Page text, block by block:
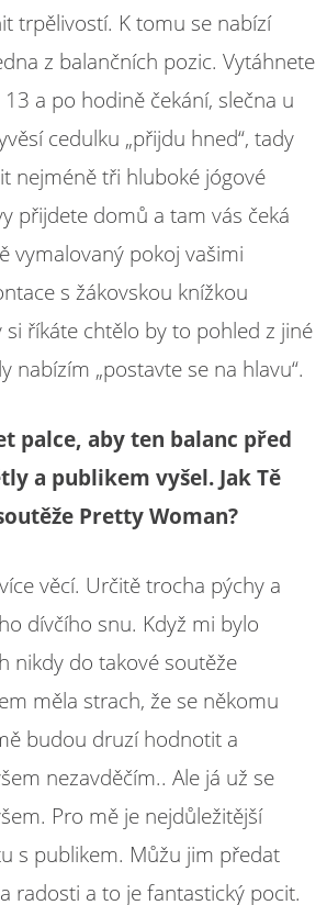
trpělivostí. K tomu se nabízí
z balančních pozic. Vytáhnete
a po hodině čekání, slečna u
cedulku „přijdu hned“, tady
nejméně tři hluboké jógové
přijdete domů a tam vás čeká
vymalovaný pokoj vašimi
s žákovskou knížkou
si říkáte chtělo by to pohled z jiné
nabízím „postavte se na hlavu“.
palce, aby ten balanc před
a publikem vyšel. Jak Tě
Pretty Woman?
věcí. Určitě trocha pýchy a
dívčího snu. Když mi bylo
nikdy do takové soutěže
měla strach, že se někomu
budou druzí hodnotit a
nezavděčím.. Ale já už se
Pro mě je nejdůležitější
s publikem. Můžu jim předat
radosti a to je fantastický pocit.